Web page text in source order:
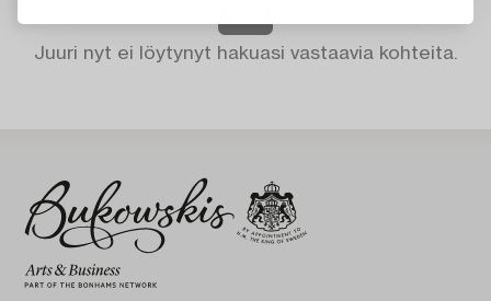
Juuri nyt ei löytynyt hakuasi vastaavia kohteita.